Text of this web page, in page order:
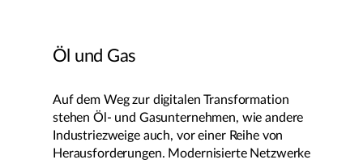
Öl und Gas
Auf dem Weg zur digitalen Transformation
stehen Öl- und Gasunternehmen, wie andere
Industriezweige auch, vor einer Reihe von
Herausforderungen. Modernisierte Netzwerke